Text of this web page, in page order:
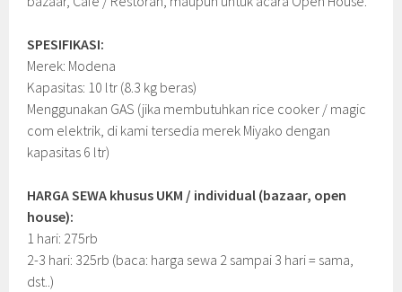
SPESIFIKASI:
Merek: Modena
Kapasitas: 10 ltr (8.3 kg beras)
Menggunakan GAS (jika membutuhkan rice cooker / magic
com elektrik, di kami tersedia merek Miyako dengan
kapasitas 6 ltr)
HARGA SEWA khusus UKM / individual (bazaar, open
house):
1 hari: 275rb
2-3 hari: 325rb (baca: harga sewa 2 sampai 3 hari = sama,
dst..)